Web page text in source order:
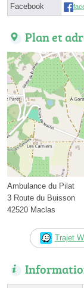
Facebook
Plan et
Ambulance du Pilat
3 Route du Buisson
42520 Maclas
Trajet